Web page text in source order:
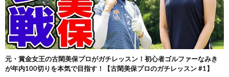
元・賞金女王の古閑美保プロがガチレッスン！初心者ゴルファーなみき
が年内100切りを本気で目指す！【古閑美保プロのガチレッスン #1】